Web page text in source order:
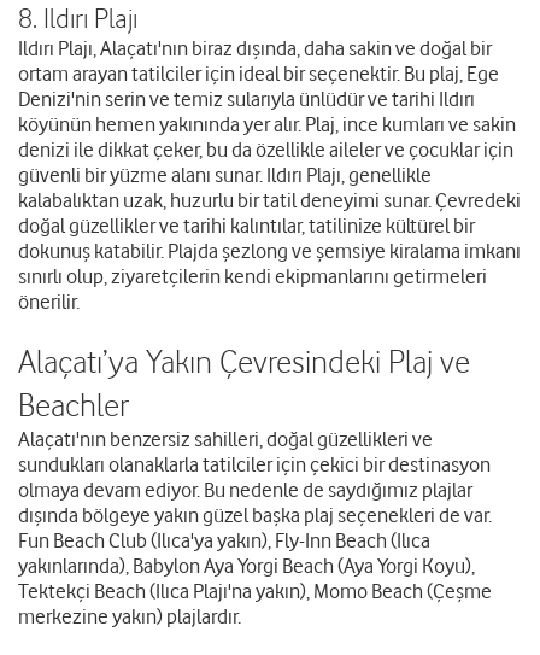
8. Ildırı Plajı
Ildırı Plajı, Alaçatı'nın biraz dışında, daha sakin ve doğal bir
ortam arayan tatilciler için ideal bir seçenektir. Bu plaj, Ege
Denizi'nin serin ve temiz sularıyla ünlüdür ve tarihi Ildırı
köyünün hemen yakınında yer alır. Plaj, ince kumları ve sakin
denizi ile dikkat çeker, bu da özellikle aileler ve çocuklar için
güvenli bir yüzme alanı sunar. Ildırı Plajı, genellikle
kalabalıktan uzak, huzurlu bir tatil deneyimi sunar. Çevredeki
doğal güzellikler ve tarihi kalıntılar, tatilinize kültürel bir
dokunuş katabilir. Plajda şezlong ve şemsiye kiralama imkanı
sınırlı olup, ziyaretçilerin kendi ekipmanlarını getirmeleri
önerilir.
Alaçatı’ya Yakın Çevresindeki Plaj ve
Beachler
Alaçatı'nın benzersiz sahilleri, doğal güzellikleri ve
sundukları olanaklarla tatilciler için çekici bir destinasyon
olmaya devam ediyor. Bu nedenle de saydığımız plajlar
dışında bölgeye yakın güzel başka plaj seçenekleri de var.
Fun Beach Club (Ilıca'ya yakın), Fly-Inn Beach (Ilıca
yakınlarında), Babylon Aya Yorgi Beach (Aya Yorgi Koyu),
Tektekçi Beach (Ilıca Plajı'na yakın), Momo Beach (Çeşme
merkezine yakın) plajlardır.